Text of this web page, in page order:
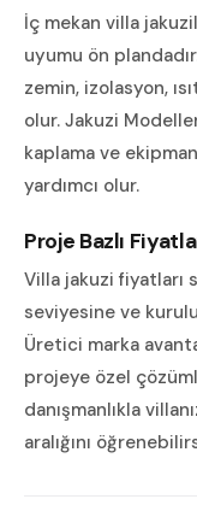
İç mekan villa
uyumu ön
zemin, izolasyon,
olur. Jakuzi
kaplama ve
yardımcı olur.
Proje Bazlı
Villa jakuzi fiyatları
seviyesine ve
Üretici marka
projeye özel
danışmanlıkla
aralığını